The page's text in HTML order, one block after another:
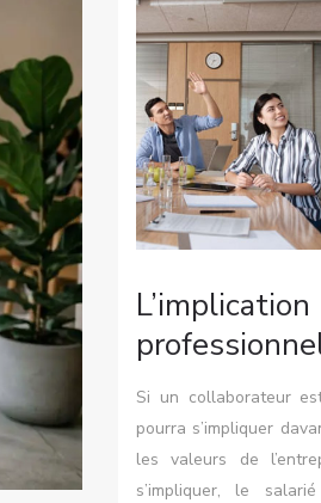
L’implication
Si un collaborateur
pourra s’impliquer
les valeurs de
s’impliquer, le